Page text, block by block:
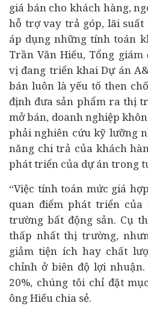
giá bán cho khách hàng,
hỗ trợ vay trả góp, lãi
áp dụng những tính toán
Trần Văn Hiếu, Tổng giám
vị đang triển khai Dự án
bán luôn là yếu tố then
định đưa sản phẩm ra thị
mở bán, doanh nghiệp
phải nghiên cứu kỹ lưỡng
năng chi trả của khách
phát triển của dự án trong
“Việc tính toán mức giá
quan điểm phát triển của
trường bất động sản. Cụ
thấp nhất thị trường,
giảm tiện ích hay chất
chỉnh ở biên độ lợi
20%, chúng tôi chỉ đặt
ông Hiếu chia sẻ.